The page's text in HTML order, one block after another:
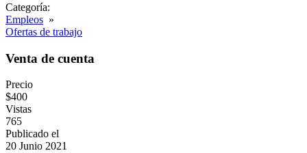
Categoría:
Empleos »
Ofertas de trabajo
Venta de cuenta
Precio
$400
Vistas
765
Publicado el
20 Junio 2021